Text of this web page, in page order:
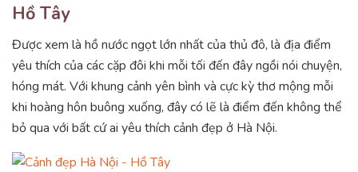
Hồ Tây
Được xem là hồ nước ngọt lớn nhất của thủ đô, là địa điểm
yêu thích của các cặp đôi khi mỗi tối đến đây ngồi nói chuyện,
hóng mát. Với khung cảnh yên bình và cực kỳ thơ mộng mỗi
khi hoàng hôn buông xuống, đây có lẽ là điểm đến không thể
bỏ qua với bất cứ ai yêu thích cảnh đẹp ở Hà Nội.